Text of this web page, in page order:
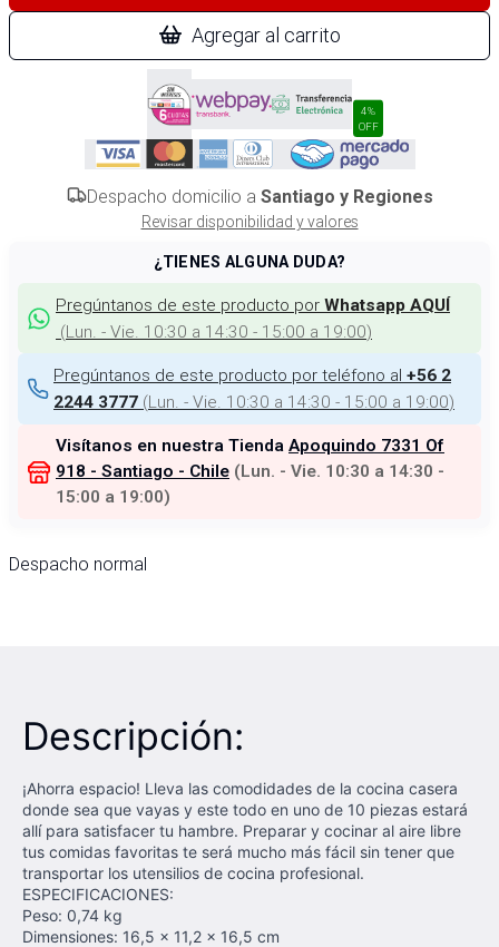
Agregar al carrito
4%
OFF
Despacho domicilio a Santiago y Regiones
Revisar disponibilidad y valores
¿TIENES ALGUNA DUDA?
Pregúntanos de este producto por Whatsapp AQUÍ
(Lun. - Vie. 10:30 a 14:30 - 15:00 a 19:00)
Pregúntanos de este producto por teléfono al +56 2
2244 3777 (Lun. - Vie. 10:30 a 14:30 - 15:00 a 19:00)
Visítanos en nuestra Tienda Apoquindo 7331 Of
918 - Santiago - Chile (Lun. - Vie. 10:30 a 14:30 -
15:00 a 19:00)
Despacho normal
Descripción:
¡Ahorra espacio! Lleva las comodidades de la cocina casera
donde sea que vayas y este todo en uno de 10 piezas estará
allí para satisfacer tu hambre. Preparar y cocinar al aire libre
tus comidas favoritas te será mucho más fácil sin tener que
transportar los utensilios de cocina profesional.
ESPECIFICACIONES:
Peso: 0,74 kg
Dimensiones: 16,5 x 11,2 x 16,5 cm